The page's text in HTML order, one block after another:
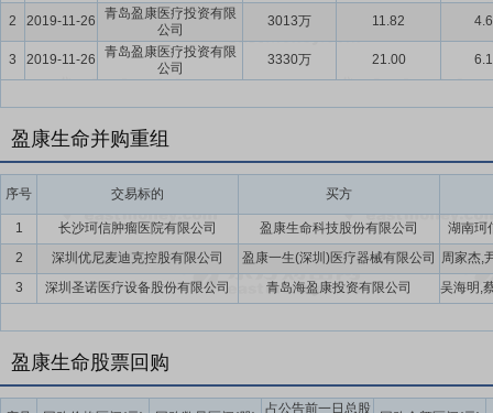
缴出资人民币3,000万元;海创共赢作为普通合伙人,拟认缴出资人民币
三方社会资本或机构投资人认缴,以最终认缴金额为准,公司和海创共赢
2 2019-11-26
青岛盈康医疗投资有限
公司
3013万 11.82
3 2019-11-26
青岛盈康医疗投资有限
公司
3330万 21.00
盈康生命并购重组
序号 交易标的 买方
1 长沙珂信肿瘤医院有限公司 盈康生命科技股份有限公司
湖南珂
2
深圳优尼麦迪克控股有限公司 盈康一生(深圳)医疗器械有限公司
周家杰,
3
深圳圣诺医疗设备股份有限公司 青岛海盈康投资有限公司
盈康生命股票回购
占公告前一日总股